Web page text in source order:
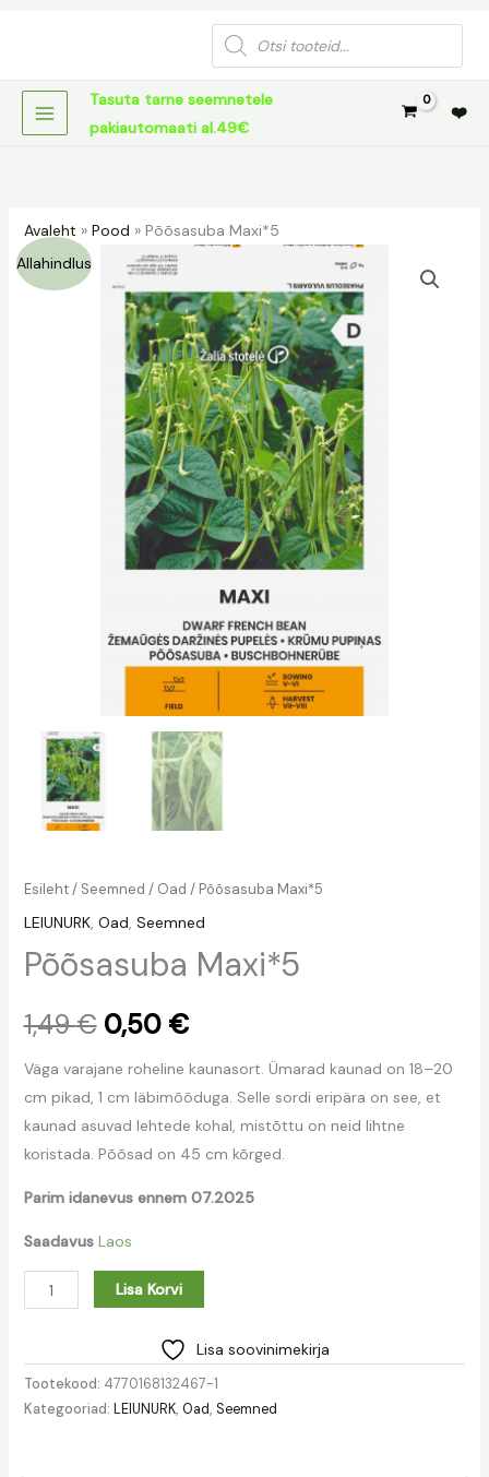
Products
search
Tasuta tarne seemnetele
pakiautomaati al.49€
❤️
Avaleht » Pood » Põõsasuba Maxi*5
Allahindlus
Esileht/ Seemned / Oad / Põõsasuba Maxi*5
LEIUNURK, Oad, Seemned
Põõsasuba Maxi*5
1,49€
Algne
hind
oli:
1,49 €.
0,50 €
hind
on:
0,50 €.
Väga varajane roheline kaunasort. Ümarad kaunad on 18–20
cm pikad, 1 cm läbimõõduga. Selle sordi eripära on see, et
kaunad asuvad lehtede kohal, mistõttu on neid lihtne
koristada. Põõsad on 45 cm kõrged.
Parim idanevus ennem 07.2025
Saadavus Laos
Põõsasuba
Maxi*5
Lisa Korvi
Lisa soovinimekirja
Tootekood: 4770168132467-1
Kategooriad: LEIUNURK, Oad, Seemned